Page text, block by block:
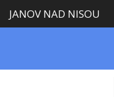
JANOV NAD NISOU